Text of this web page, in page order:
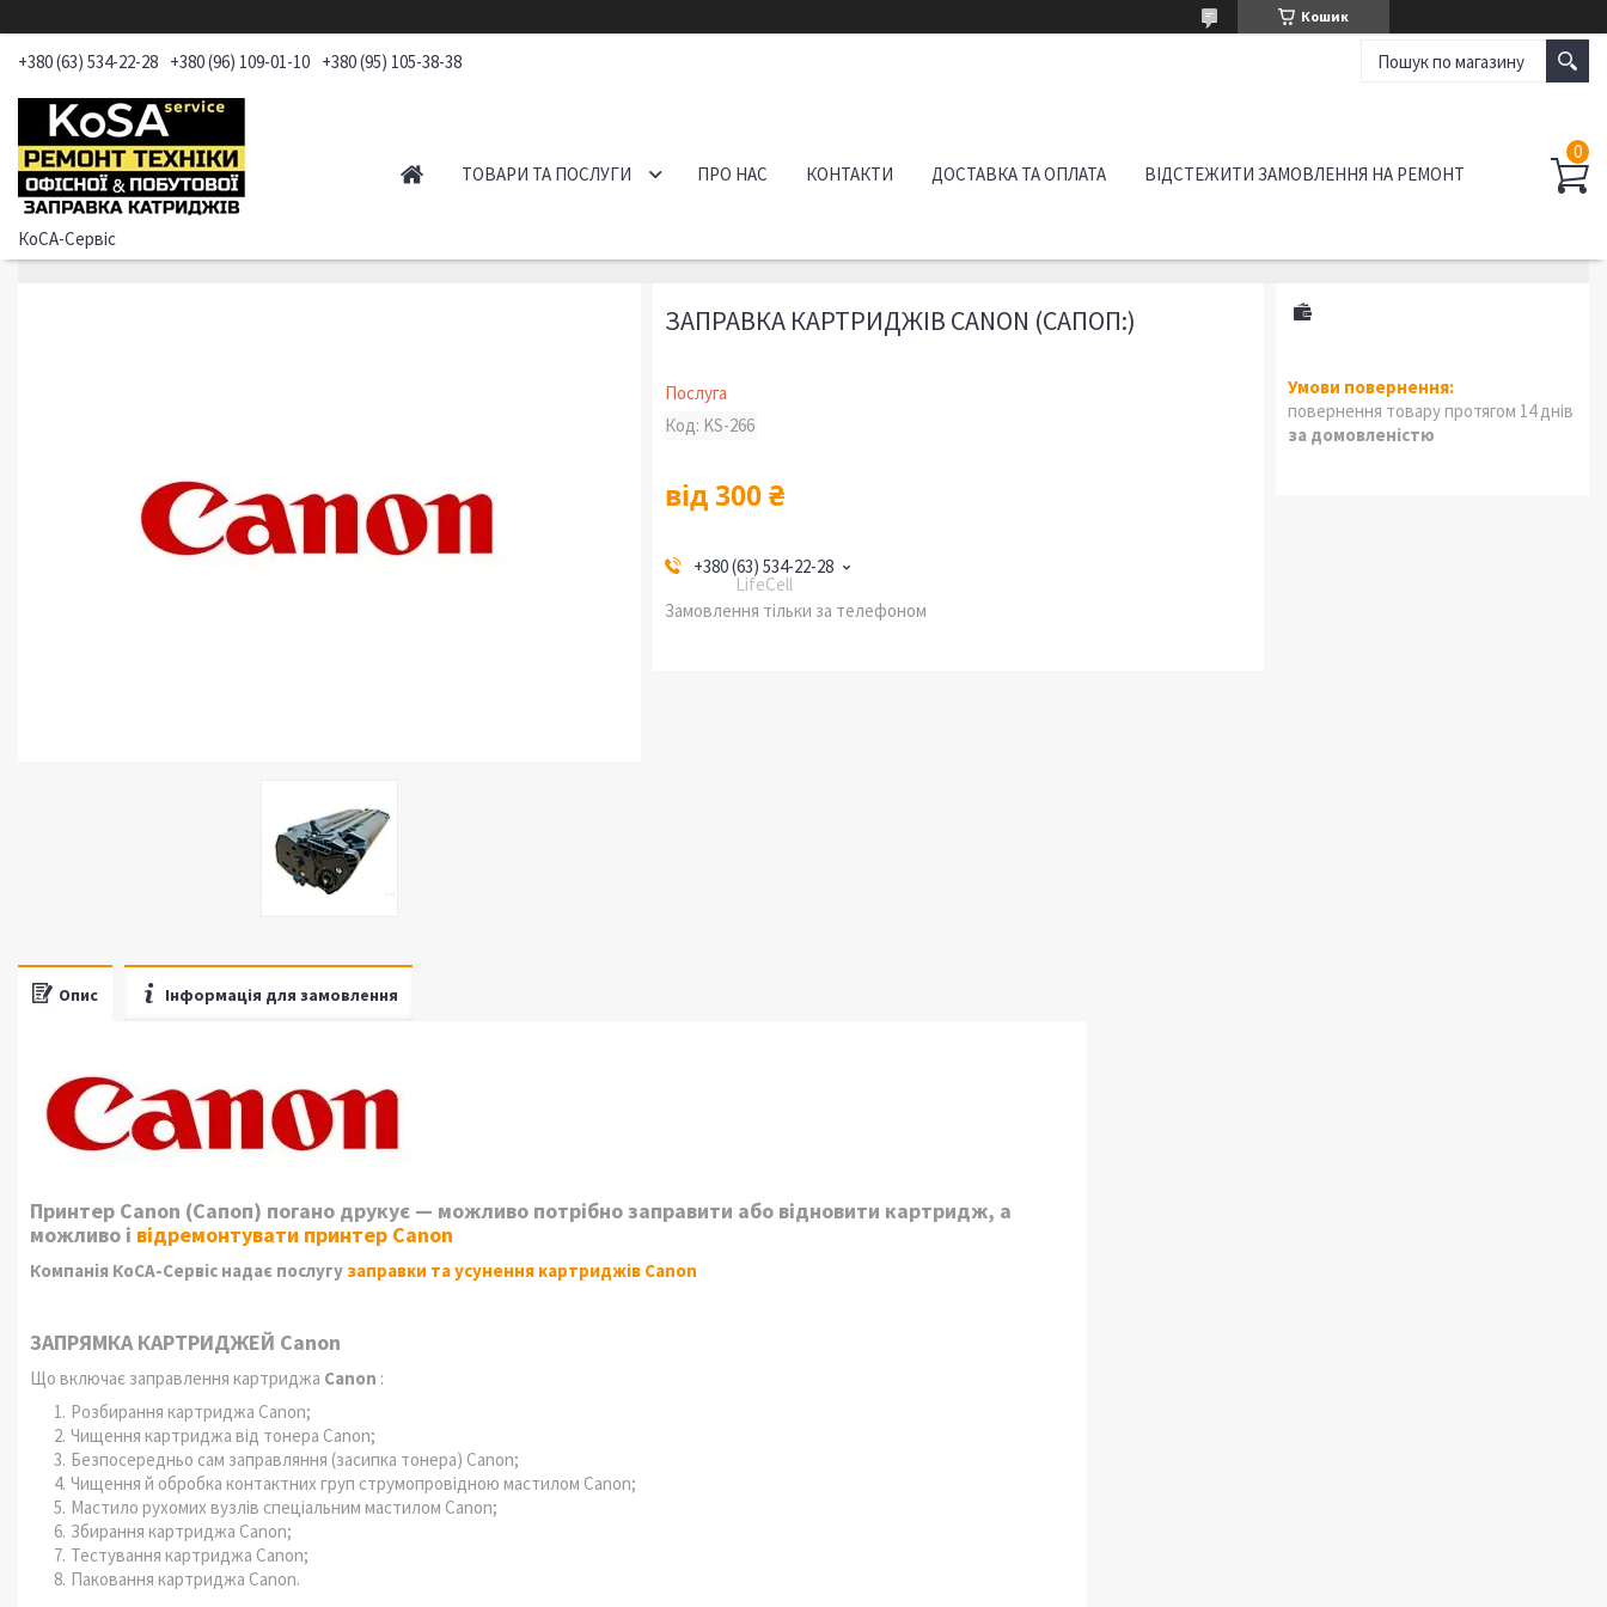
Кошик
+380 (63) 534-22-28 +380 (96) 109-01-10 +380 (95) 105-38-38
КоСА-Сервіс
ТОВАРИ ТА ПОСЛУГИ ПРО НАС КОНТАКТИ ДОСТАВКА ТА ОПЛАТА ВІДСТЕЖИТИ ЗАМОВЛЕННЯ НА РЕМОНТ
ЗАПРАВКА КАРТРИДЖІВ CANON (САПОП:)
Послуга
Код: KS-266
від300 ₴
+380 (63) 534-22-28
LifeCell
Замовлення тільки за телефоном
повернення товару протягом 14 днів
за домовленістю
Опис Інформація для замовлення
Принтер Canon (Сапоп) погано друкує — можливо потрібно заправити або відновити картридж, а
можливо і відремонтувати принтер Canon
Компанія КоСА-Сервіс надає послугу заправки та усунення картриджів Canon
ЗАПРЯМКА КАРТРИДЖЕЙ Canon
Що включає заправлення картриджа Canon :
Розбирання картриджа Canon;
Чищення картриджа від тонера Canon;
Безпосередньо сам заправляння (засипка тонера) Canon;
Чищення й обробка контактних груп струмопровідною мастилом Canon;
Мастило рухомих вузлів спеціальним мастилом Canon;
Збирання картриджа Canon;
Тестування картриджа Canon;
Паковання картриджа Canon.